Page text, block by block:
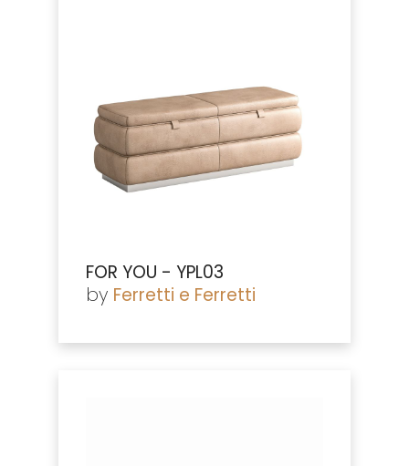
FOR YOU - YPL03
by Ferretti e Ferretti